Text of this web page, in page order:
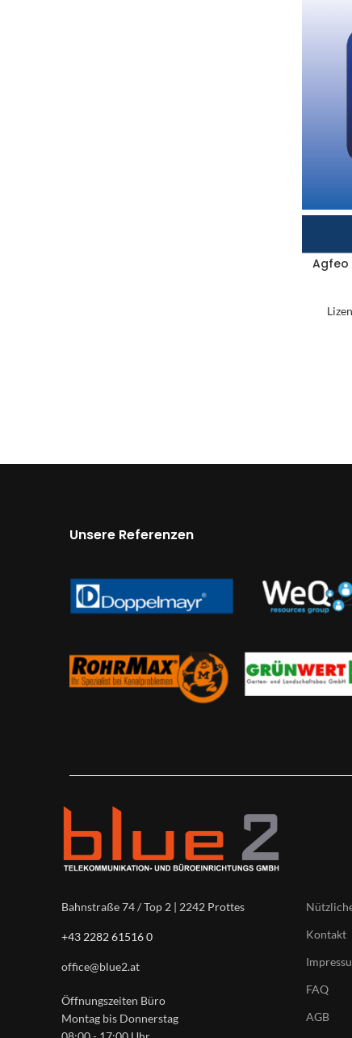
Agfeo
Unsere Referenzen
Bahnstraße 74 / Top 2 | 2242 Prottes
+43 2282 61516 0
office@blue2.at
Öffnungszeiten Büro
Montag bis Donnerstag
Kontakt
FAQ
AGB